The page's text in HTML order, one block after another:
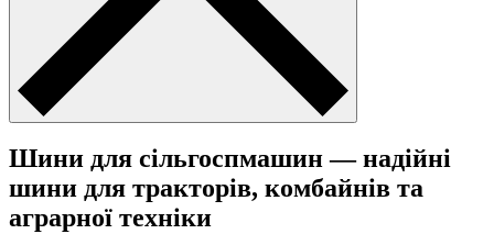
Шини для сільгоспмашин — надійні
шини для тракторів, комбайнів та
аграрної техніки